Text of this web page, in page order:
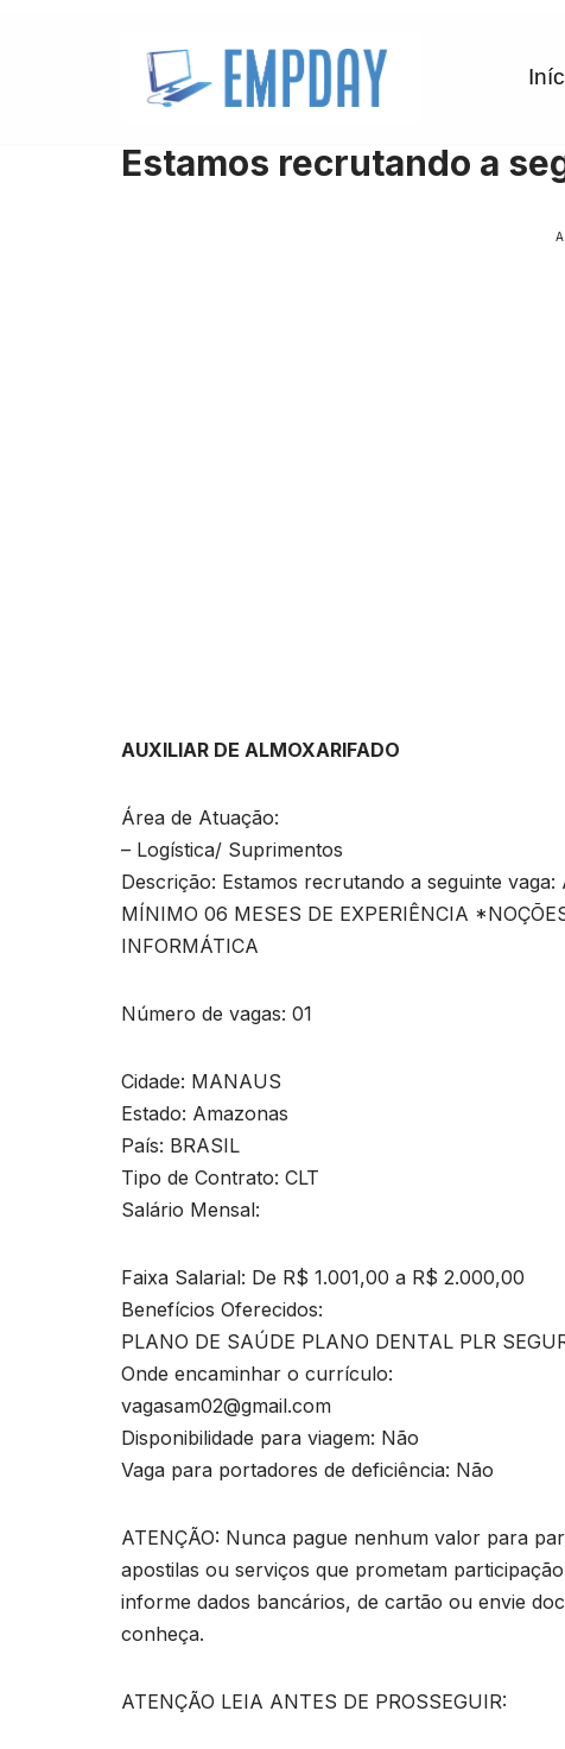
Estamos recrutando a
AUXILIAR DE ALMOXARIFADO
Área de Atuação:
– Logística/ Suprimentos
Descrição: Estamos recrutando a seguinte
MÍNIMO 06 MESES DE EXPERIÊNCIA
INFORMÁTICA
Número de vagas: 01
Cidade: MANAUS
Estado: Amazonas
País: BRASIL
Tipo de Contrato: CLT
Salário Mensal:
Faixa Salarial: De R$ 1.001,00 a R$ 2.000,00
Benefícios Oferecidos:
PLANO DE SAÚDE PLANO DENTAL PLR
Onde encaminhar o currículo:
vagasam02@gmail.com
Disponibilidade para viagem: Não
Vaga para portadores de deficiência: Não
ATENÇÃO: Nunca pague nenhum valor para
apostilas ou serviços que prometam
informe dados bancários, de cartão ou envie
conheça.
ATENÇÃO LEIA ANTES DE PROSSEGUIR: